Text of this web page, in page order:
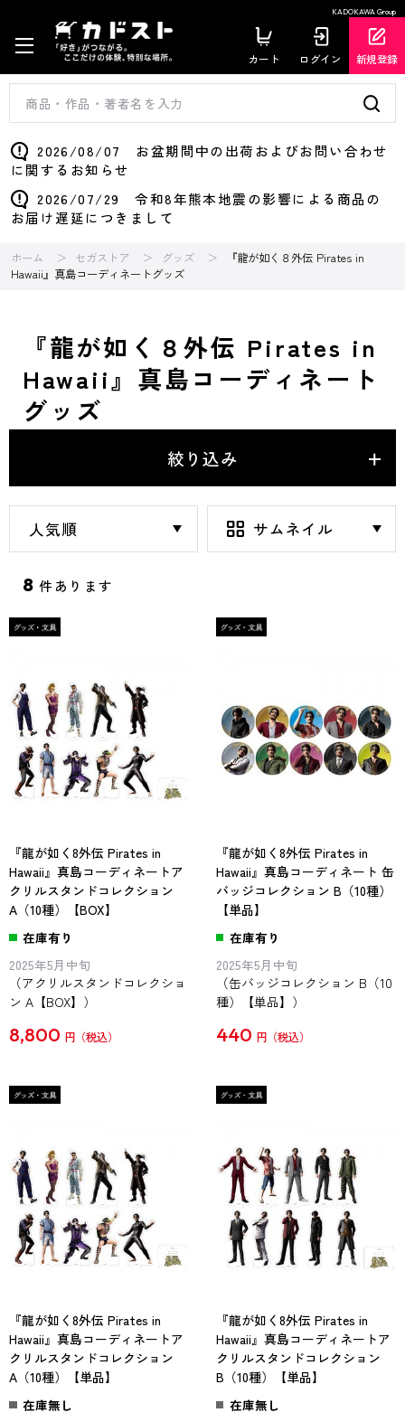
KADOKAWA Group
カート ログイン 新規登録
2026/08/07 お盆期間中の出荷およびお問い合わせ
に関するお知らせ
2026/07/29 令和8年熊本地震の影響による商品の
お届け遅延につきまして
ホーム セガストア グッズ
『龍が如く８外伝 Pirates in
Hawaii』真島コーディネートグッズ
『龍が如く８外伝 Pirates in
Hawaii』真島コーディネート
グッズ
絞り込み
8 件あります
『龍が如く8外伝 Pirates in
Hawaii』真島コーディネートア
クリルスタンドコレクション
A（10種）【BOX】
在庫有り
2025年5月中旬
（アクリルスタンドコレクショ
ン A【BOX】）
8,800 円
『龍が如く8外伝 Pirates in
Hawaii』真島コーディネート 缶
バッジコレクション B（10種）
【単品】
在庫有り
2025年5月中旬
（缶バッジコレクション B（10
種）【単品】）
440 円
『龍が如く8外伝 Pirates in
Hawaii』真島コーディネートア
クリルスタンドコレクション
A（10種）【単品】
在庫無し
『龍が如く8外伝 Pirates in
Hawaii』真島コーディネートア
クリルスタンドコレクション
B（10種）【単品】
在庫無し